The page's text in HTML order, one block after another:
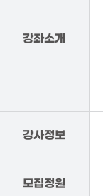
강좌소개
강사정보
모집정원